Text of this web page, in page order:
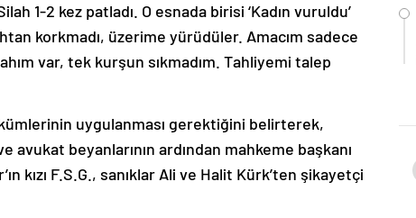
1-2 kez patladı. O esnada birisi ‘Kadın vuruldu’
korkmadı, üzerime yürüdüler. Amacım sadece
var, tek kurşun sıkmadım. Tahliyemi talep
uygulanması gerektiğini belirterek,
beyanlarının ardından mahkeme başkanı
kızı F.S.G., sanıklar Ali ve Halit Kürk’ten şikayetçi